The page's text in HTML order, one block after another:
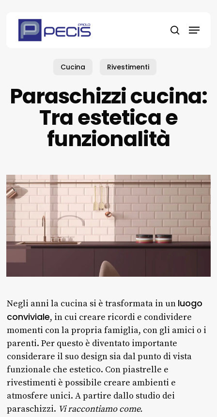
content
search
Menu
Cucina Rivestimenti
Paraschizzi cucina:
Tra estetica e
funzionalità
Negli anni la cucina si è trasformata in un luogo
conviviale, in cui creare ricordi e condividere
momenti con la propria famiglia, con gli amici o i
parenti. Per questo è diventato importante
considerare il suo design sia dal punto di vista
funzionale che estetico. Con piastrelle e
rivestimenti è possibile creare ambienti e
atmosfere unici. A partire dallo studio dei
paraschizzi. Vi raccontiamo come.